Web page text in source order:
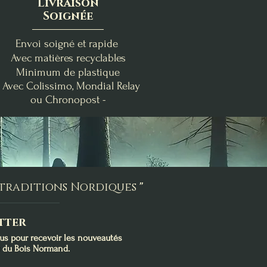
Clémentine Vanillée
Bougie de Lughnasadh
Prix
19,00 €
Ajouter au panier
Brise Fraîche
Fondants d'Intention
Purification
Poire-Freesia
Bougie Crépuscule
d'Août
Livraison
Soignée
Envoi soigné et rapide
Avec matières recyclables
Minimum de plastique
Colissimo, Mondial Relay
ou Chronopost -
Nordiques "
pour recevoir les nouveautés
Bois Normand.